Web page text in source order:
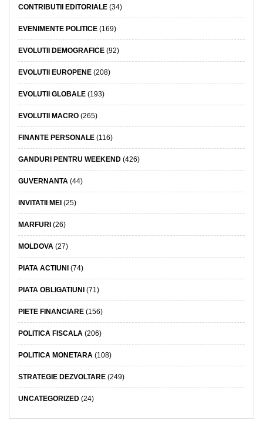
CONTRIBUTII EDITORIALE (34)
EVENIMENTE POLITICE (169)
EVOLUTII DEMOGRAFICE (92)
EVOLUTII EUROPENE (208)
EVOLUTII GLOBALE (193)
EVOLUTII MACRO (265)
FINANTE PERSONALE (116)
GANDURI PENTRU WEEKEND (426)
GUVERNANTA (44)
INVITATII MEI (25)
MARFURI (26)
MOLDOVA (27)
PIATA ACTIUNI (74)
PIATA OBLIGATIUNI (71)
PIETE FINANCIARE (156)
POLITICA FISCALA (206)
POLITICA MONETARA (108)
STRATEGIE DEZVOLTARE (249)
UNCATEGORIZED (24)